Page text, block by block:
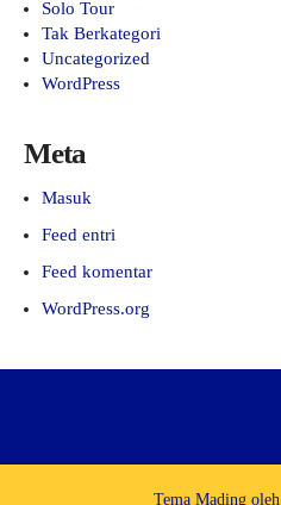
Solo Tour
Tak Berkategori
Uncategorized
WordPress
Meta
Masuk
Feed entri
Feed komentar
WordPress.org
Tema Mading oleh